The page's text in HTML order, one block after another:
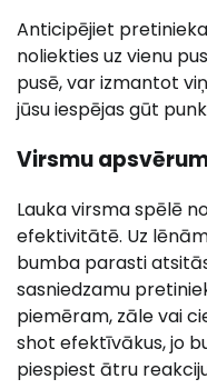
Anticipējiet
noliekties uz vienu
pusē, var izmantot
jūsu iespējas gūt
Virsmu
Lauka virsma spēlē
efektivitātē. Uz
bumba parasti
sasniedzamu
piemēram, zāle vai
shot efektīvākus, jo
piespiest ātru